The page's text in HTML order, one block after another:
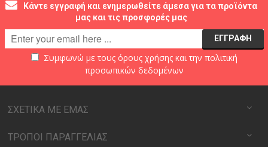
Κάντε εγγραφή και ενημερωθείτε άμεσα για τα προϊόντα
μας και τις προσφορές μας
Συμφωνώ με τους όρους χρήσηςκαι την πολιτική
προσωπικών δεδομένων
ΣΧΕΤΙΚΑ ΜΕ ΕΜΑΣ
ΤΡΟΠΟΙ ΠΑΡΑΓΓΕΛΙΑΣ